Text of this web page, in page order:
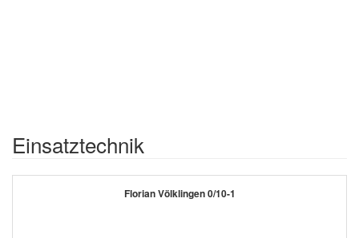
Einsatztechnik
Florian Völklingen 0/10-1